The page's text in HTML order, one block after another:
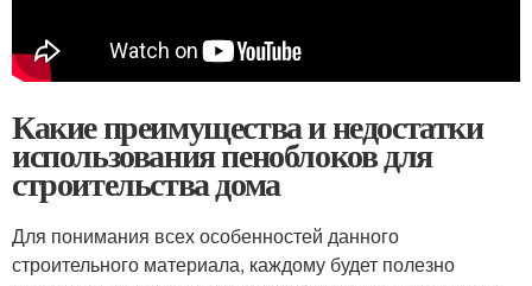
Какие преимущества и недостатки
использования пеноблоков для
строительства дома
Для понимания всех особенностей данного
строительного материала, каждому будет полезно